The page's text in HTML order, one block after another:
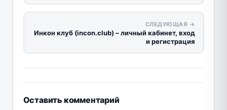
СЛЕДУЮЩАЯ →
Инкон клуб (incon.club) – личный кабинет, вход
и регистрация
Оставить комментарий